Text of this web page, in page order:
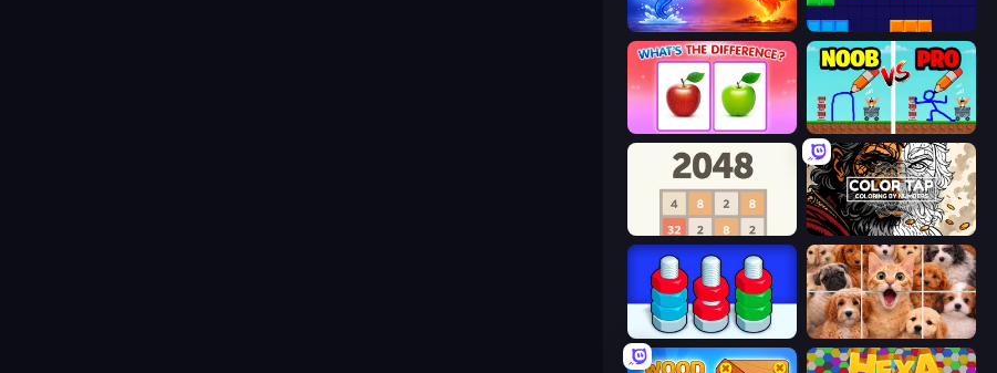
Elemental Monsters: Merge Block Blaster
What's The Difference? DOP Noob: Draw to Save
2048 Color Tap: Coloring by Numbers
Jigpic Solitaire